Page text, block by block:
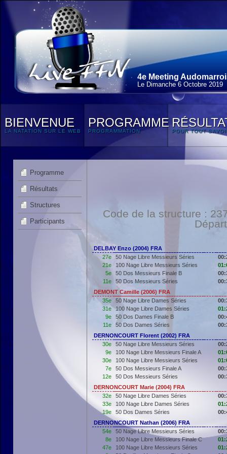
4e Meeting
Le Dimanche 6 Octobre 2019
BIENVENUE
LA NATATION SUR LE WEB
PROGRAMME
PROGRAMMATION POUR TOUT
Programme
Résultats
Structures
Participants
Code de la structure :
DELBAY Enzo (2004) FRA
27e
50 Nage Libre Messieurs Séries
21e
100 Nage Libre Messieurs Séries
5e
50 Dos Messieurs Finale B
11e
50 Dos Messieurs Séries
DEMONT Camille (2006) FRA
35e
50 Nage Libre Dames Séries
31e
100 Nage Libre Dames Séries
9e
50 Dos Dames Finale B
11e
50 Dos Dames Séries
DERNONCOURT Florent (2002) FRA
30e
50 Nage Libre Messieurs Séries
9e
100 Nage Libre Messieurs Finale A
30e
100 Nage Libre Messieurs Séries
7e
50 Dos Messieurs Finale A
12e
50 Dos Messieurs Séries
DERNONCOURT Marie (2004) FRA
32e
50 Nage Libre Dames Séries
33e
100 Nage Libre Dames Séries
19e
50 Dos Dames Séries
DERNONCOURT Nathan (2006) FRA
54e
50 Nage Libre Messieurs Séries
8e
100 Nage Libre Messieurs Finale C
47e
100 Nage Libre Messieurs Séries